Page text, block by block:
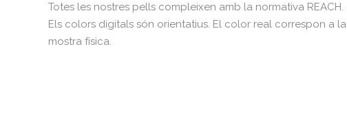
Totes les nostres pells compleixen amb la normativa REACH.
Els colors digitals són orientatius. El color real correspon a la
mostra física.